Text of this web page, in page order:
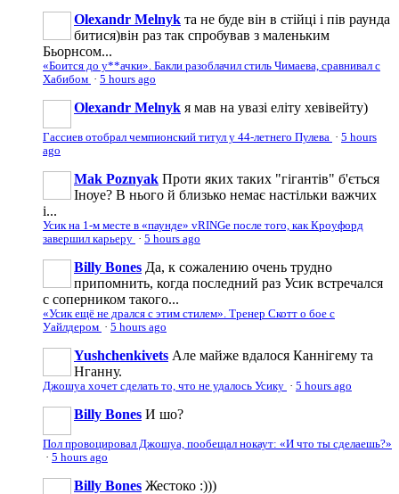
Olexandr Melnyk та не буде він в стійці і пів раунда
битися)він раз так спробував з маленьким
Бьорнсом...
«Боится до у**ачки». Бакли разоблачил стиль Чимаева, сравнивал с
Хабибом · 5 hours ago
Olexandr Melnyk я мав на увазі еліту хевівейту)
Гассиев отобрал чемпионский титул у 44-летнего Пулева · 5 hours
ago
Mak Poznyak Проти яких таких "гігантів" б'ється
Іноуе? В нього й близько немає настільки важчих
і...
Усик на 1-м месте в «паунде» vRINGe после того, как Кроуфорд
завершил карьеру · 5 hours ago
Billy Bones Да, к сожалению очень трудно
припомнить, когда последний раз Усик встречался
с соперником такого...
«Усик ещё не дрался с этим стилем». Тренер Скотт о бое с
Уайлдером · 5 hours ago
Yushchenkivets Але майже вдалося Каннігему та
Нганну.
Джошуа хочет сделать то, что не удалось Усику · 5 hours ago
Billy Bones И шо?
Пол провоцировал Джошуа, пообещал нокаут: «И что ты сделаешь?»
· 5 hours ago
Billy Bones Жестоко :)))